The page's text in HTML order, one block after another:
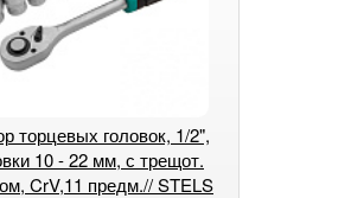
торцевых головок, 1/2",
10 - 22 мм, с трещот.
CrV,11 предм.// STELS